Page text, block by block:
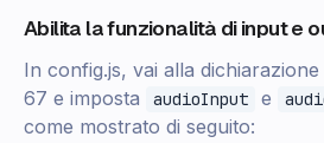
Abilita la funzionalità di input e
In config.js, vai alla dichiarazione
67 e imposta
audioInput e
come mostrato di seguito: